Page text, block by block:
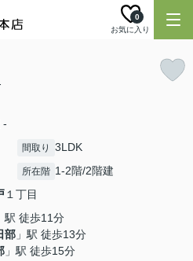
お気に入り
0
-
間取り 3LDK
所在階 1-2階/2階建
１丁目
駅 徒歩11分
部 」駅 徒歩13分
」駅 徒歩15分